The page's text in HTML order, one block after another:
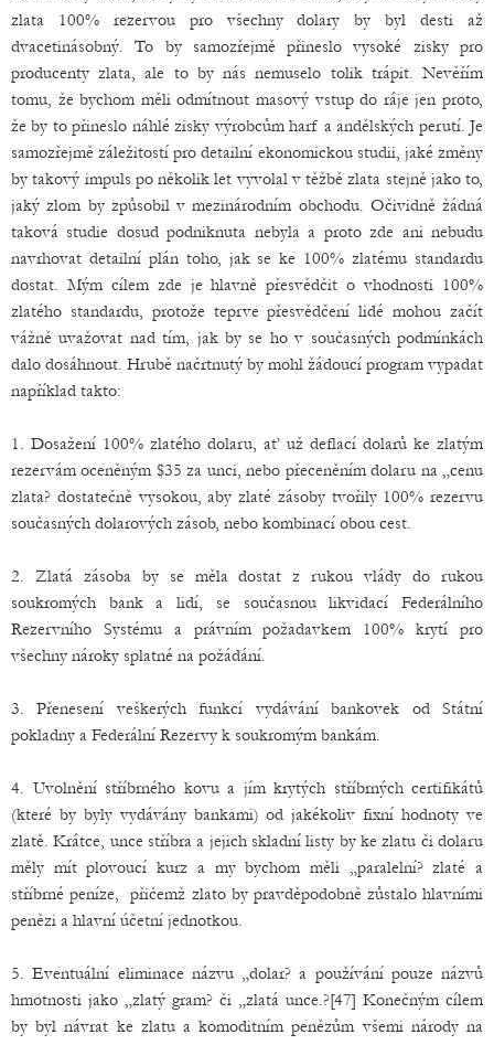
zlata 100% rezervou pro všechny dolary by byl desti až
dvacetinásobný. To by samozřejmě přineslo vysoké zisky pro
producenty zlata, ale to by nás nemuselo tolik trápit. Nevěřím
tomu, že bychom měli odmítnout masový vstup do ráje jen proto,
že by to přineslo náhlé zisky výrobcům harf a andělských perutí. Je
samozřejmě záležitostí pro detailní ekonomickou studii, jaké změny
by takový impuls po několik let vyvolal v těžbě zlata stejně jako to,
jaký zlom by způsobil v mezinárodním obchodu. Očividně žádná
taková studie dosud podniknuta nebyla a proto zde ani nebudu
navrhovat detailní plán toho, jak se ke 100% zlatému standardu
dostat. Mým cílem zde je hlavně přesvědčit o vhodnosti 100%
zlatého standardu, protože teprve přesvědčení lidé mohou začít
vážně uvažovat nad tím, jak by se ho v současných podmínkách
dalo dosáhnout. Hrubě načrtnutý by mohl žádoucí program vypadat
například takto:
1. Dosažení 100% zlatého dolaru, ať už deflací dolarů ke zlatým
rezervám oceněným $35 za unci, nebo přeceněním dolaru na „cenu
zlata? dostatečně vysokou, aby zlaté zásoby tvořily 100% rezervu
současných dolarových zásob, nebo kombinací obou cest.
2. Zlatá zásoba by se měla dostat z rukou vlády do rukou
soukromých bank a lidí, se současnou likvidací Federálního
Rezervního Systému a právním požadavkem 100% krytí pro
všechny nároky splatné na požádání.
3. Přenesení veškerých funkcí vydávání bankovek od Státní
pokladny a Federální Rezervy k soukromým bankám.
4. Uvolnění stříbrného kovu a jím krytých stříbrných certifikátů
(které by byly vydávány bankami) od jakékoliv fixní hodnoty ve
zlatě. Krátce, unce stříbra a jejich skladní listy by ke zlatu či dolaru
měly mít plovoucí kurz a my bychom měli „paralelní? zlaté a
stříbrné peníze, přičemž zlato by pravděpodobně zůstalo hlavními
penězi a hlavní účetní jednotkou.
5. Eventuální eliminace názvu „dolar? a používání pouze názvů
hmotnosti jako „zlatý gram? či „zlatá unce.?[47] Konečným cílem
by byl návrat ke zlatu a komoditním penězům všemi národy na